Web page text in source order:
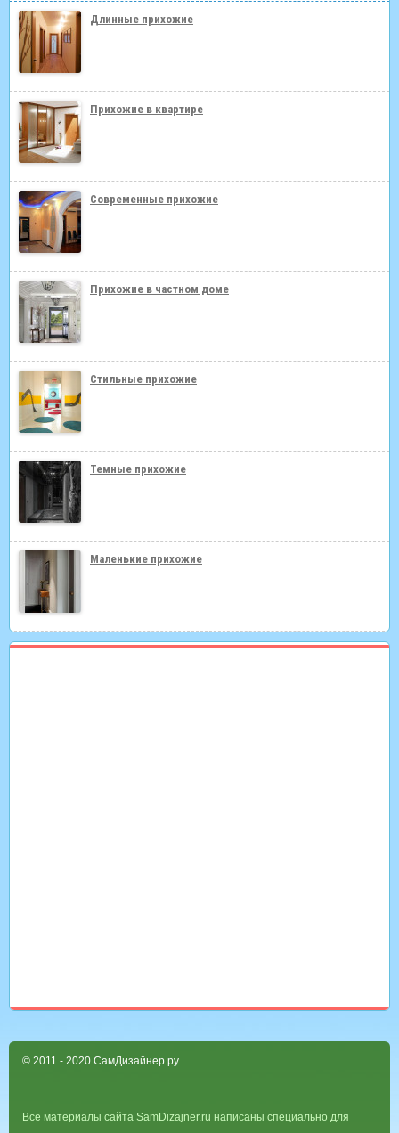
Длинные прихожие
Прихожие в квартире
Современные прихожие
Прихожие в частном доме
Стильные прихожие
Темные прихожие
Маленькие прихожие
© 2011 - 2020 СамДизайнер.ру
Все материалы сайта SamDizajner.ru написаны специально для